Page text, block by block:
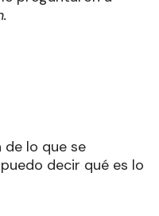
de lo que se
decir qué es lo